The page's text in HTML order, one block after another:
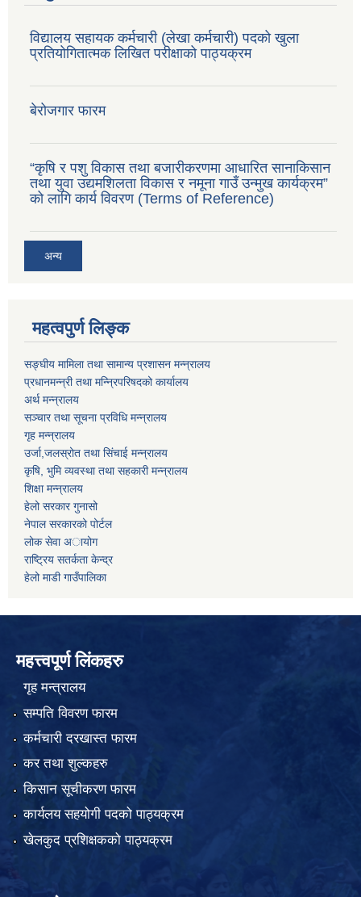
विद्यालय सहायक कर्मचारी (लेखा कर्मचारी) पदको खुला
प्रतियोगितात्मक लिखित परीक्षाको पाठ्यक्रम
बेरोजगार फारम
“कृषि र पशु विकास तथा बजारीकरणमा आधारित सानाकिसान
तथा युवा उद्यमशिलता विकास र नमूना गाउँ उन्मुख कार्यक्रम”
को लागि कार्य विवरण (Terms of Reference)
अन्य
महत्वपुर्ण लिङ्क
सङ्घीय मामिला तथा सामान्य प्रशासन मन्न्रालय
प्रधानमन्न्री तथा मन्न्रिपरिषदको कार्यालय
अर्थ मन्न्रालय
सञ्चार तथा सूचना प्रविधि मन्न्रालय
गृह मन्न्रालय
उर्जा,जलस्रोत तथा सिंचाई मन्न्रालय
कृषि, भुमि व्यवस्था तथा सहकारी मन्न्रालय
शिक्षा मन्न्रालय
हेलो सरकार गुनासो
नेपाल सरकारको पोर्टल
लोक सेवा अायोग
राष्ट्रिय सतर्कता केन्द्र
हेलो माडी गाउँपालिका
महत्त्वपूर्ण लिंकहरु
गृह मन्त्रालय
सम्पति विवरण फारम
कर्मचारी दरखास्त फारम
कर तथा शुल्कहरु
किसान सूचीकरण फारम
कार्यलय सहयोगी पदको पाठ्यक्रम
खेलकुद प्रशिक्षकको पाठ्यक्रम